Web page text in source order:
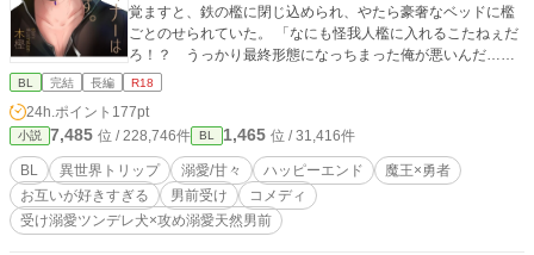
覚ますと、鉄の檻に閉じ込められ、やたら豪奢なベッドに檻
ごとのせられていた。 「なにも怪我人檻に入れるこたねぇだ
ろ！？ うっかり最終形態になっちまった俺が悪いんだ……
ッ！」 「いけません魔王様！ 勇者というのは魔物をサーチ
噛みつかれたらどうするのですか！」 「か、噛むの
か！？」 ※ただいまレイアウト修正中！ 途中からレイアウ
トが変わっていて読みにくいかもしれません。申し訳ねぇ。
BL 完結 長編 R18
24h.ポイント 177pt
小説 7,485 位 / 228,746件 BL 1,465 位 / 31,416件
BL 異世界トリップ 溺愛/甘々 ハッピーエンド
魔王×勇者
お互いが好きすぎる
男前受け
コメディ
受け溺愛ツンデレ犬×攻め溺愛天然男前